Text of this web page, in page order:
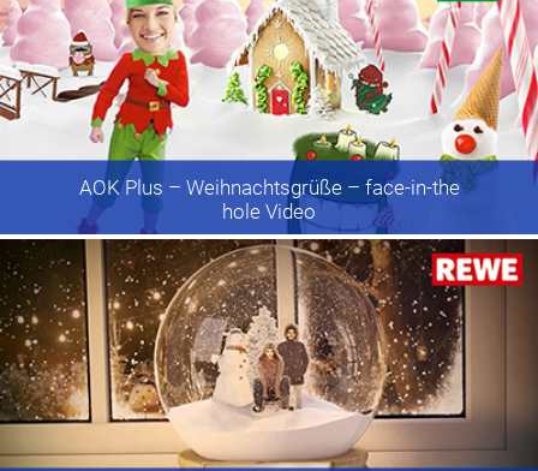
AOK Plus – Weihnachtsgrüße – face-in-the
hole Video